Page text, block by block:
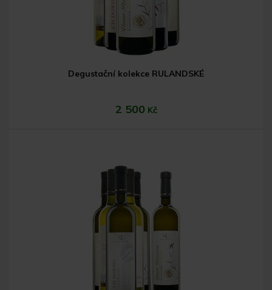
Degustační kolekce RULANDSKÉ
2 500 Kč
Do košíku